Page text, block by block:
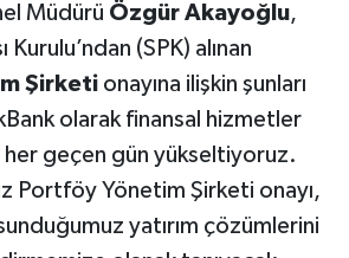
Müdürü Özgür Akayoğlu,
Kurulu’ndan (SPK) alınan
Şirketionayına ilişkin şunları
olarak finansal hizmetler
her geçen gün yükseltiyoruz.
Portföy Yönetim Şirketi onayı,
yatırım çözümlerini